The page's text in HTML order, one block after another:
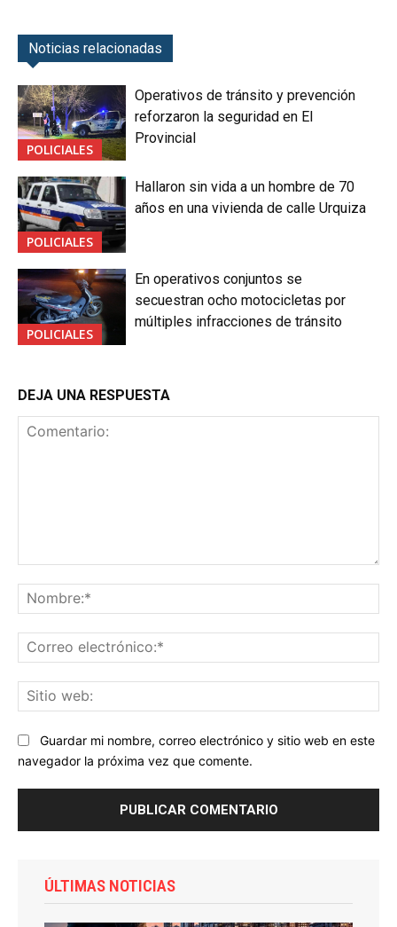
Noticias relacionadas
POLICIALES
Operativos de tránsito y prevención
reforzaron la seguridad en El
Provincial
POLICIALES
Hallaron sin vida a un hombre de 70
años en una vivienda de calle Urquiza
POLICIALES
En operativos conjuntos se
secuestran ocho motocicletas por
múltiples infracciones de tránsito
DEJA UNA RESPUESTA
Guardar mi nombre, correo electrónico y sitio web en este
navegador la próxima vez que comente.
ÚLTIMAS NOTICIAS